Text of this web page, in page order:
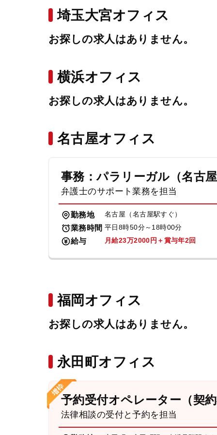
埼玉大宮オフィス
お探しの求人はありません。
横浜オフィス
お探しの求人はありません。
名古屋オフィス
事務：パラリーガル（名古
弁護士のサポート業務を担当
勤務地 名古屋（名古屋駅すぐ）
業務時間 平日8時50分～18時00分
給与 月給23万2000円＋賞与年2回
福岡オフィス
お探しの求人はありません。
永田町オフィス
予約受付オペレーター（契
法律相談の受付と予約を担当